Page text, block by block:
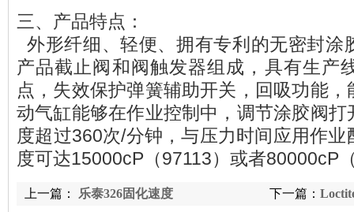
三、产品特点：
外形纤细、轻便、拥有专利的无密封涂
产品截止阀和阀触发器组成，具有生产
点，失效保护弹簧辅助开关，回吸功能
动气缸能够在作业控制中，调节涂胶阀
度超过360次/分钟，与压力时间应用作
度可达15000cP（97113）或者80000cP
下一篇：
上一篇： 乐泰326固化速度